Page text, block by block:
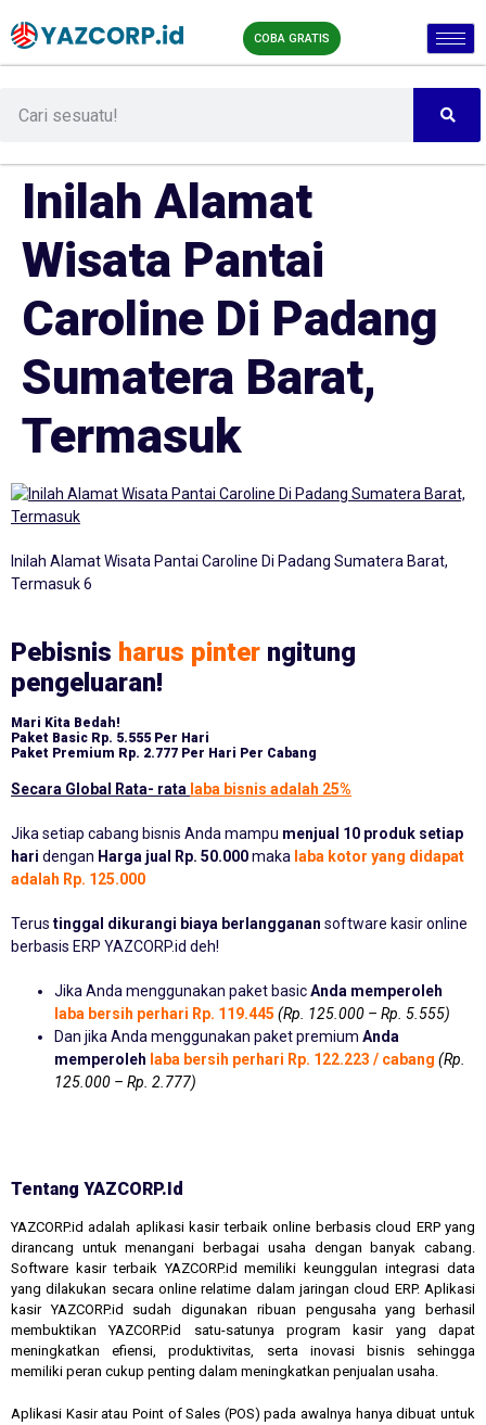
COBA GRATIS
Inilah Alamat
Wisata Pantai
Caroline Di Padang
Sumatera Barat,
Termasuk
Inilah Alamat Wisata Pantai Caroline Di Padang Sumatera Barat,
Termasuk 6
Pebisnis harus pinter ngitung
pengeluaran!
Mari Kita Bedah!
Paket Basic Rp. 5.555 Per Hari
Paket Premium Rp. 2.777 Per Hari Per Cabang
Secara Global Rata- rata laba bisnis adalah 25%
Jika setiap cabang bisnis Anda mampu menjual 10 produk setiap
hari dengan Harga jual Rp. 50.000maka laba kotor yang didapat
adalah Rp. 125.000
Terus tinggal dikurangi biaya berlangganan software kasir online
berbasis ERP YAZCORP.id deh!
Jika Anda menggunakan paket basicAnda memperoleh
laba bersih perhari Rp. 119.445 (Rp. 125.000 – Rp. 5.555)
Dan jika Anda menggunakan paket premium Anda
memperoleh laba bersih perhari Rp. 122.223 / cabang (Rp.
125.000 – Rp. 2.777)
Tentang YAZCORP.id
YAZCORP.id adalah aplikasi kasir terbaik online berbasis cloud ERP yang
dirancang untuk menangani berbagai usaha dengan banyak cabang.
Software kasir terbaik YAZCORP.id memiliki keunggulan integrasi data
yang dilakukan secara online relatime dalam jaringan cloud ERP. Aplikasi
kasir YAZCORP.id sudah digunakan ribuan pengusaha yang berhasil
membuktikan YAZCORP.id satu-satunya program kasir yang dapat
meningkatkan efiensi, produktivitas, serta inovasi bisnis sehingga
memiliki peran cukup penting dalam meningkatkan penjualan usaha.
Aplikasi Kasir atau Point of Sales (POS) pada awalnya hanya dibuat untuk